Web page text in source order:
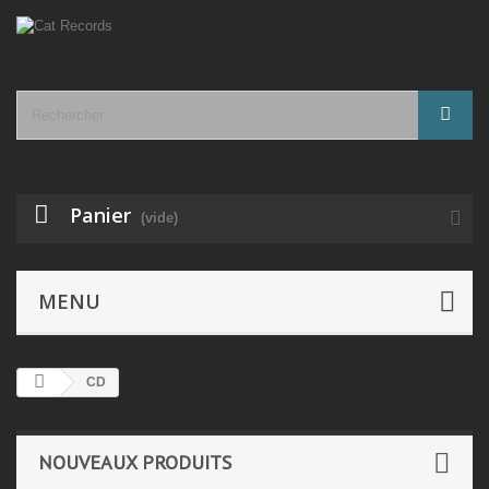
Panier (vide)
MENU
CD
NOUVEAUX PRODUITS